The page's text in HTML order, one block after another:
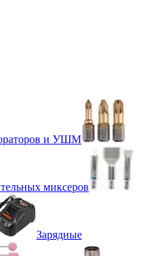
и УШМ
миксеров
Зарядные